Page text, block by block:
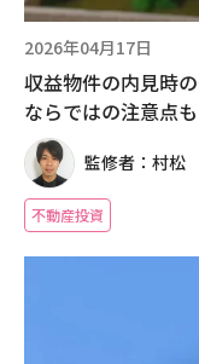
2026年04月17日
収益物件の内見時
ならではの注意点も
監修者：村
不動産投資